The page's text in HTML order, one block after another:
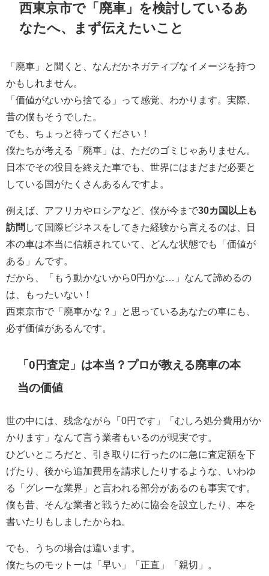
西東京市で「廃車」を検討しているあ
なたへ、まず伝えたいこと
「廃車」と聞くと、なんだかネガティブなイメージを持つ
かもしれません。
「価値がないから捨てる」って感覚、わかります。実際、
昔の僕もそうでした。
でも、ちょっと待ってください！
僕たちが考える「廃車」は、ただのゴミじゃありません。
日本でその役目を終えた車でも、世界にはまだまだ必要と
している国がたくさんあるんですよ。
例えば、アフリカやロシアなど、僕が今まで30カ国以上も
訪問 して国際ビジネスをしてきた経験から言えるのは、日
本の車は本当に信頼されていて、どんな状態でも「価値が
ある」んです。
だから、「もう動かないから0円かな…」なんて諦めるの
は、もったいない！
西東京市で「廃車かな？」と思っているあなたの車にも、
必ず価値があるんです。
「0円査定」は本当？プロが教える廃車の本
当の価値
世の中には、残念ながら「0円です」「むしろ処分費用がか
かります」なんて言う業者もいるのが現実です。
ひどいところだと、引き取りに行ったのに急に査定額を下
げたり、後から追加費用を請求したりするような、いわゆ
る「グレーな業界」と言われる部分があるのも事実です。
僕も昔、そんな業者と戦うために協会を設立したり、本を
書いたりもしましたからね。
でも、うちの場合は違います。
僕たちのモットーは「早い」「正直」「親切」。